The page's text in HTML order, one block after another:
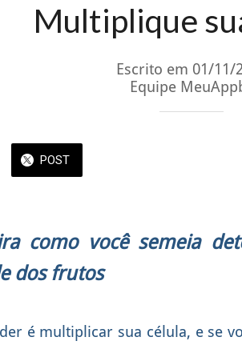
Multiplique
Escrito em 01/11/
Equipe
POST
como você semeia
dos frutos
é multiplicar sua célula, e se